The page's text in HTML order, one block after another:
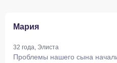
Мария
32 года, Элиста
Проблемы нашего сына начали